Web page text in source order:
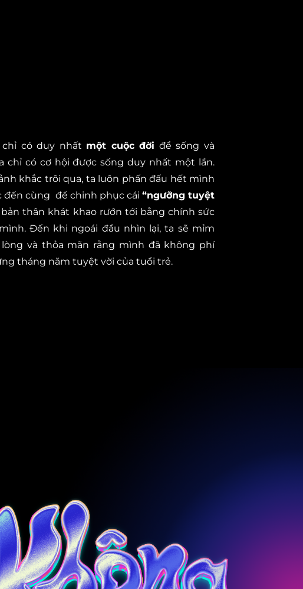
có duy nhất một cuộc đời để sống và
chỉ có cơ hội được sống duy nhất một lần.
khắc trôi qua, ta luôn phấn đấu hết mình
đến cùng để chinh phục cái “ngưỡng tuyệt
thân khát khao rướn tới bằng chính sức
Đến khi ngoái đầu nhìn lại, ta sẽ mỉm
lòng và thỏa mãn rằng mình đã không phí
tháng năm tuyệt vời của tuổi trẻ.